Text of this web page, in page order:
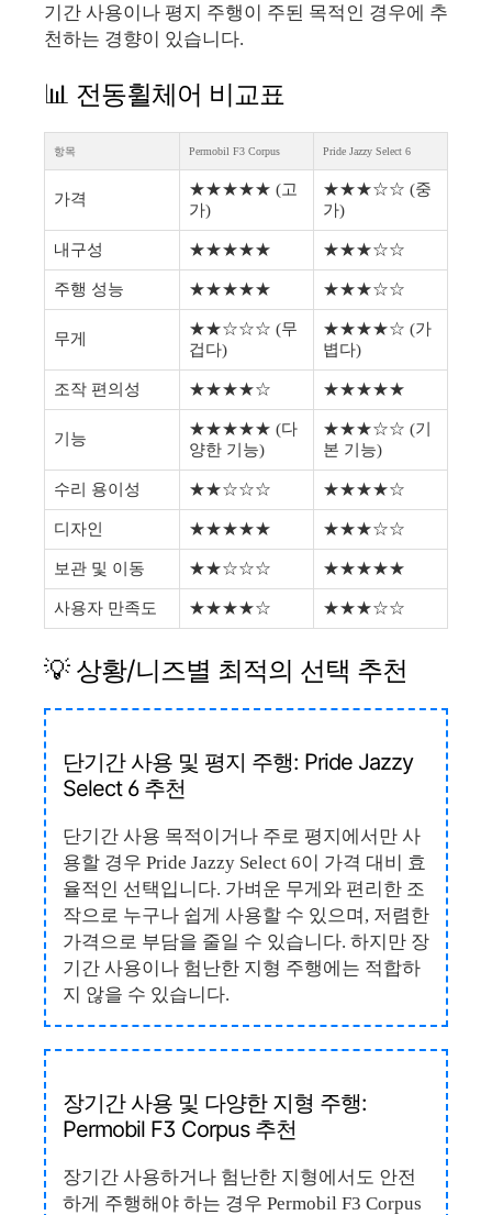
기간 사용이나 평지 주행이 주된 목적인 경우에 추
천하는 경향이 있습니다.
📊 전동휠체어 비교표
항목 Permobil F3 Corpus Pride Jazzy Select 6
가격
★★★★★ (고
가)
★★★☆☆ (중
가)
내구성 ★★★★★ ★★★☆☆
주행 성능 ★★★★★ ★★★☆☆
무게
★★☆☆☆ (무
겁다)
★★★★☆ (가
볍다)
조작 편의성 ★★★★☆ ★★★★★
기능
★★★★★ (다
양한 기능)
★★★☆☆ (기
본 기능)
수리 용이성 ★★☆☆☆ ★★★★☆
디자인 ★★★★★ ★★★☆☆
보관 및 이동 ★★☆☆☆ ★★★★★
사용자 만족도 ★★★★☆ ★★★☆☆
💡 상황/니즈별 최적의 선택 추천
단기간 사용 및 평지 주행: Pride Jazzy
Select 6 추천
단기간 사용 목적이거나 주로 평지에서만 사
용할 경우 Pride Jazzy Select 6이 가격 대비 효
율적인 선택입니다. 가벼운 무게와 편리한 조
작으로 누구나 쉽게 사용할 수 있으며, 저렴한
가격으로 부담을 줄일 수 있습니다. 하지만 장
기간 사용이나 험난한 지형 주행에는 적합하
지 않을 수 있습니다.
장기간 사용 및 다양한 지형 주행:
Permobil F3 Corpus 추천
장기간 사용하거나 험난한 지형에서도 안전
하게 주행해야 하는 경우 Permobil F3 Corpus